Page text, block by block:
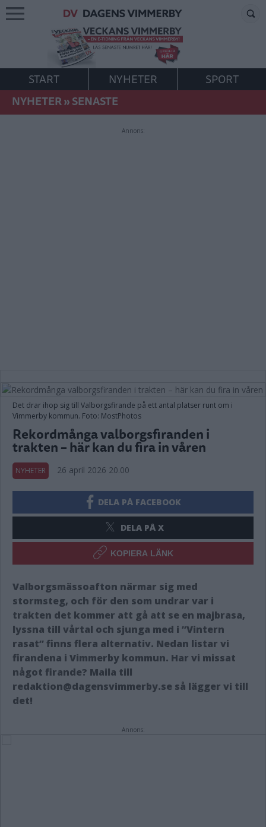
START NYHETER
SPORT
NYHETER»SENASTE
Annons:
Det drar ihop sig till Valborgsfirande på ett antal platser runt om i
Vimmerby kommun. Foto: MostPhotos
Rekordmånga valborgsfiranden i
trakten – här kan du fira in våren
NYHETER 26 april 2026 20.00
DELA PÅ FACEBOOK
DELA PÅ X
KOPIERA LÄNK
Valborgsmässoafton närmar sig med
stormsteg, och för den som undrar var i
trakten det kommer att gå att se en majbrasa,
lyssna till vårtal och sjunga med i ”Vintern
rasat” finns flera alternativ. Nedan listar vi
firandena i Vimmerby kommun. Har vi missat
något firande? Maila till
redaktion@dagensvimmerby.se så lägger vi till
det!
Annons: